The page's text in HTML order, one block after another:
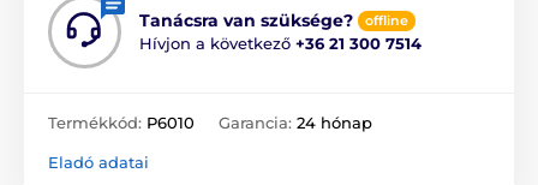
Tanácsra van szüksége? offline
Hívjon a következő +36 21 300 7514
Termékkód: P6010 Garancia: 24 hónap
Eladó adatai